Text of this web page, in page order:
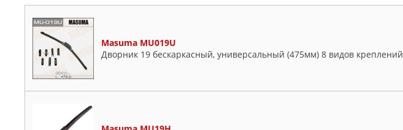
Masuma MU019U
Дворник 19 бескаркасный, универсальный (475мм) 8 видов креплений